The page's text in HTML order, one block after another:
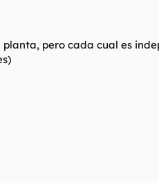
pero cada cual es